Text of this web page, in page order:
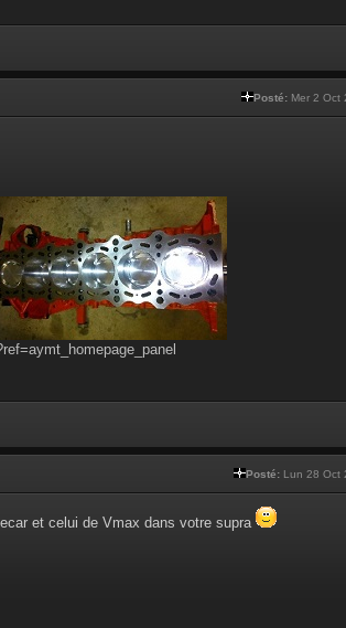
Posté: Mer 2 Oct
Posté: Lun 28 Oct
et celui de Vmax dans votre supra